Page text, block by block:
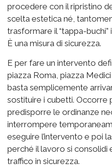
procedere con il ripristino
scelta estetica né,
trasformare il “tappa-
È una misura di sicurezza.
E per fare un intervento
piazza Roma, piazza
basta semplicemente
sostituire i cubetti. Occorre
predisporre le ordinanze
interrompere
eseguire l’intervento e poi
perché il lavoro si consolidi
traffico in sicurezza.